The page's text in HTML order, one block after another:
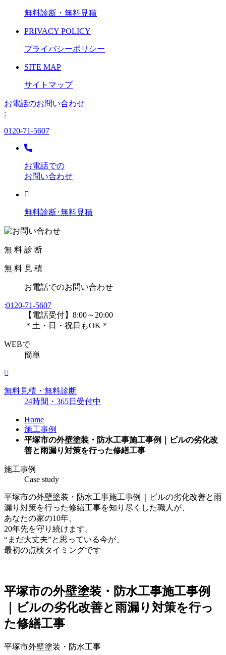
無料診断・無料見積
PRIVACY POLICY
プライバシーポリシー
SITE MAP
サイトマップ
お電話のお問い合わせ
:
0120-71-5607
お電話での
お問い合わせ
無料診断･無料見積
無 料 診 断
無 料 見 積
お電話でのお問い合わせ
:0120-71-5607
【電話受付】8:00～20:00
＊土・日・祝日もOK＊
WEBで
簡単
無料見積・無料診断
24時間・365日受付中
Home
施工事例
平塚市の外壁塗装・防水工事施工事例｜ビルの劣化改
善と雨漏り対策を行った修繕工事
施工事例
Case study
平塚市の外壁塗装・防水工事施工事例｜ビルの劣化改善と雨
漏り対策を行った修繕工事を知り尽くした職人が、
あなたの家の10年、
20年先を守り続けます。
“まだ大丈夫”と思っている今が、
最初の点検タイミングです
平塚市の外壁塗装・防水工事施工事例
｜ビルの劣化改善と雨漏り対策を行っ
た修繕工事
平塚市外壁塗装・防水工事